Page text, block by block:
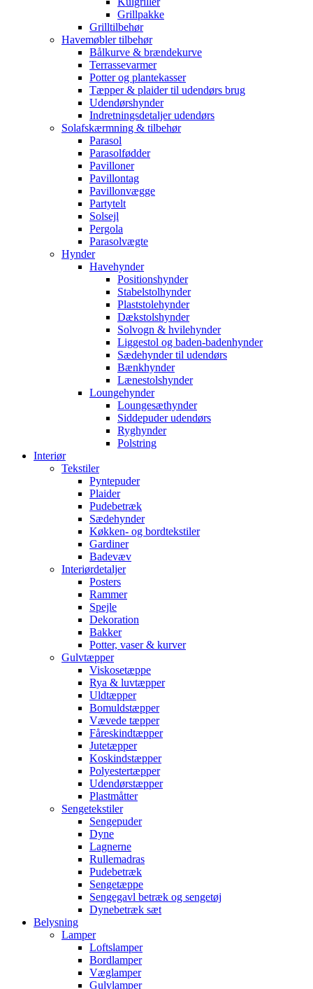
Grillpakke
Grilltilbehør
Havemøbler tilbehør
Bålkurve & brændekurve
Terrassevarmer
Potter og plantekasser
Tæpper & plaider til udendørs brug
Udendørshynder
Indretningsdetaljer udendørs
Solafskærmning & tilbehør
Parasol
Parasolfødder
Pavilloner
Pavillontag
Pavillonvægge
Partytelt
Solsejl
Pergola
Parasolvægte
Hynder
Havehynder
Positionshynder
Stabelstolhynder
Plaststolehynder
Dækstolshynder
Solvogn & hvilehynder
Liggestol og baden-badenhynder
Sædehynder til udendørs
Bænkhynder
Lænestolshynder
Loungehynder
Loungesæthynder
Siddepuder udendørs
Ryghynder
Polstring
Interiør
Tekstiler
Pyntepuder
Plaider
Pudebetræk
Sædehynder
Køkken- og bordtekstiler
Gardiner
Badevæv
Interiørdetaljer
Posters
Rammer
Spejle
Dekoration
Bakker
Potter, vaser & kurver
Gulvtæpper
Viskosetæppe
Rya & luvtæpper
Uldtæpper
Bomuldstæpper
Vævede tæpper
Fåreskindtæpper
Jutetæpper
Koskindstæpper
Polyestertæpper
Udendørstæpper
Plastmåtter
Sengetekstiler
Sengepuder
Dyne
Lagnerne
Rullemadras
Pudebetræk
Sengetæppe
Sengegavl betræk og sengetøj
Dynebetræk sæt
Belysning
Lamper
Loftslamper
Bordlamper
Væglamper
Gulvlamper